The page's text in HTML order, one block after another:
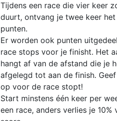
Tijdens een race die vier keer
duurt, ontvang je twee keer
punten.
Er worden ook punten
race stops voor je finisht. Het
hangt af van de afstand die je
afgelegd tot aan de finish.
op voor de race stopt!
Start minstens één keer per
een race, anders verlies je 10%